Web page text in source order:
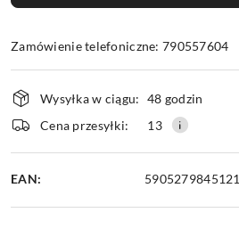
Zamówienie telefoniczne: 790557604
Dostępność
i
dostawa
Wysyłka w ciągu: 48 godzin
Cena przesyłki:
13
EAN: 5905279845121